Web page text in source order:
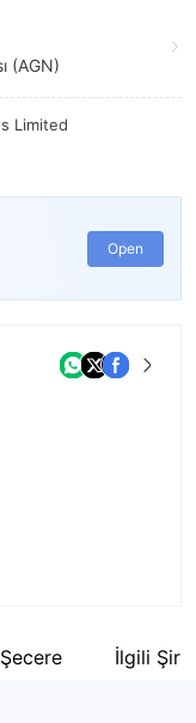
(AGN)
Limited
Open
Şecere İlgili